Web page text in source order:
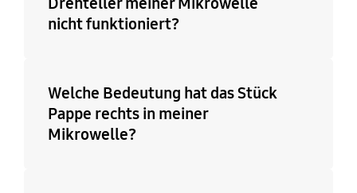
nicht funktioniert?
Welche Bedeutung hat das Stück
Pappe rechts in meiner
Mikrowelle?